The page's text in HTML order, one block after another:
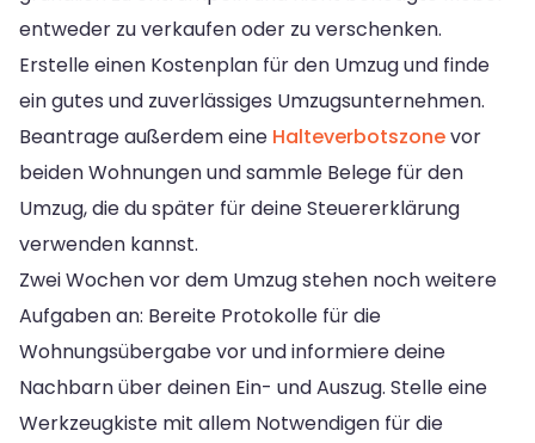
entweder zu verkaufen oder zu verschenken.
Erstelle einen Kostenplan für den Umzug und finde
ein gutes und zuverlässiges Umzugsunternehmen.
Beantrage außerdem eine Halteverbotszonevor
beiden Wohnungen und sammle Belege für den
Umzug, die du später für deine Steuererklärung
verwenden kannst.
Zwei Wochen vor dem Umzug stehen noch weitere
Aufgaben an: Bereite Protokolle für die
Wohnungsübergabe vor und informiere deine
Nachbarn über deinen Ein- und Auszug. Stelle eine
Werkzeugkiste mit allem Notwendigen für die